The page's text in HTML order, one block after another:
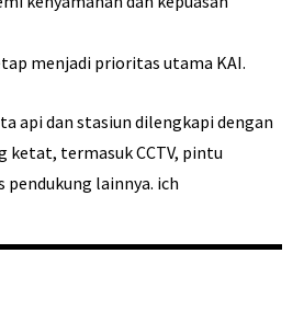
menjadi prioritas utama KAI.
api dan stasiun dilengkapi dengan
ketat, termasuk CCTV, pintu
lainnya. ich